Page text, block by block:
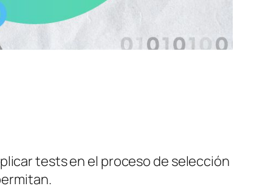
tests en el proceso de selección